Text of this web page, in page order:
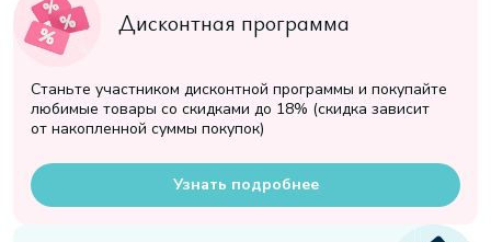
Дисконтная программа
Станьте участником дисконтной программы и покупайте
любимые товары со скидками до 18% (скидка зависит
от накопленной суммы покупок)
Узнать подробнее